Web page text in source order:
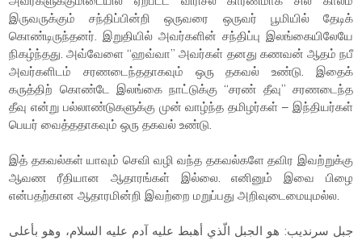
இருவருக்கும் சந்திப்பின்றி ஒருவரை ஒருவர் பூமியில் தேடிக்
கொண்டிருந்தனர். இறுதியில் அவர்களின் சந்திப்பு இலங்கையிலேயே
நிகழ்ந்தது. அவ்வேளை “ஹவ்வா” அவர்கள் தனது கணவன் ஆதம் நபீ
அவர்களிடம் சரணடைந்ததாகவும் ஒரு தகவல் உண்டு. இதைக்
கருத்திற் கொண்டே இலங்கை நாட்டுக்கு “சரண் தீவு” சரணடைந்த
தீவு என்று பல்லாண்டுகளுக்கு முன் வாழ்ந்த தமிழர்கள் – இந்தியர்கள்
பெயர் வைத்ததாகவும் ஒரு தகவல் உண்டு.
இத் தகவல்கள் யாவும் செவி வழி வந்த தகவல்களே தவிர இவற்றுக்கு
ஆவண ரீதியான ஆதாரங்கள் இல்லை. எனினும் இவை பிழை
என்பதற்கான ஆதாரமின்றி இவற்றை மறுப்பது அறிவுடைமையுமல்ல.
جبل سرنديب: هو الجبل الّذي أهبط عليه آدم عليه السلام، وهو بأعلى